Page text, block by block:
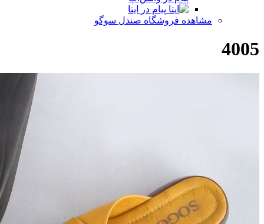
پیام در ایتا
مشاهده فروشگاه صندل سوگو
4005